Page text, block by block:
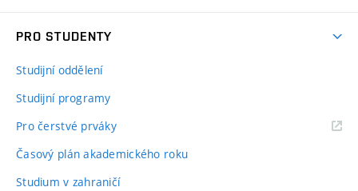
PRO STUDENTY
Studijní oddělení
Studijní programy
Pro čerstvé prváky
Časový plán akademického roku
Studium v zahraničí